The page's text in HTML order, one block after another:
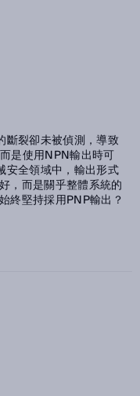
斷裂卻未被偵測，導致
是使用NPN輸出時可
安全領域中，輸出形式
，而是關乎整體系統的
終堅持採用PNP輸出？